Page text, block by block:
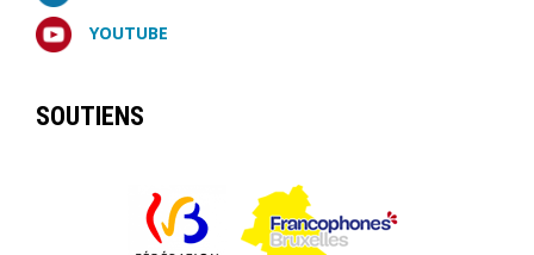
YOUTUBE
SOUTIENS